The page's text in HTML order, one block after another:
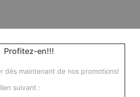
Profitez-en!!!
dès maintenant de nos promotions!
suivant :